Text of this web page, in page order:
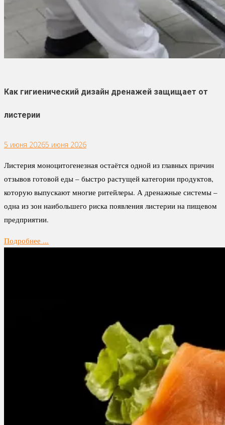
Как гигиенический дизайн дренажей защищает от
листерии
5 июня 20265 июня 2026
Листерия моноцитогенезная остаётся одной из главных причин
отзывов готовой еды – быстро растущей категории продуктов,
которую выпускают многие ритейлеры. А дренажные системы –
одна из зон наибольшего риска появления листерии на пищевом
предприятии.
Подробнее ...